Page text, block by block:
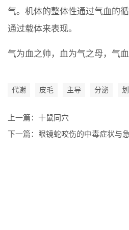
气。机体的整体性通过气血的
通过载体来表现。
气为血之帅，血为气之母，气血
代谢 皮毛 主导 分泌
上一篇： 十鼠同穴
下一篇：
眼镜蛇咬伤的中毒症状与